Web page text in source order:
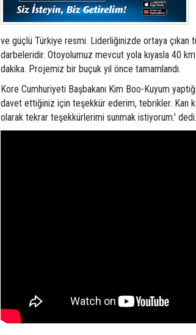
ve güçlü Türkiye resmi. Liderliğinizde ortaya çıkan
darbeleridir. Otoyolumuz mevcut yola kıyasla 40
dakika. Projemiz bir buçuk yıl önce tamamlandı.
Kore Cumhuriyeti Başbakanı Kim Boo-Kuyum
davet ettiğiniz için teşekkür ederim, tebrikler. Kan
olarak tekrar teşekkürlerimi sunmak istiyorum.' dedi.